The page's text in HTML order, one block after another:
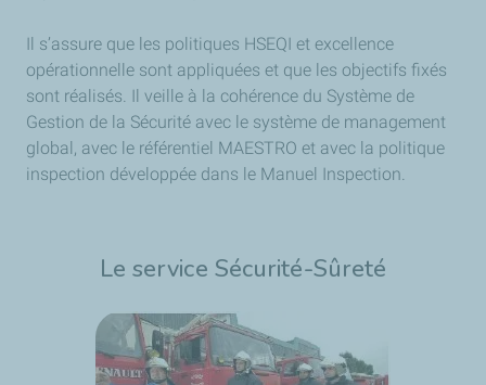
Il s’assure que les politiques HSEQI et excellence
opérationnelle sont appliquées et que les objectifs fixés
sont réalisés. Il veille à la cohérence du Système de
Gestion de la Sécurité avec le système de management
global, avec le référentiel MAESTRO et avec la politique
inspection développée dans le Manuel Inspection.
Le service Sécurité-Sûreté